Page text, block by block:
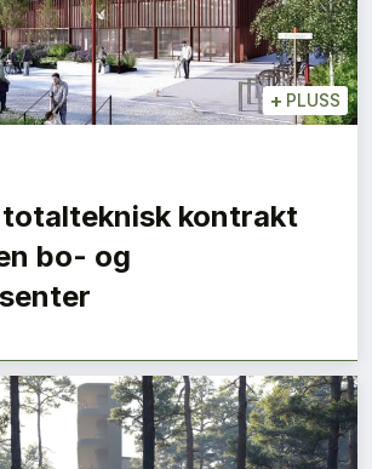
+ PLUSS
totalteknisk kontrakt
bo- og